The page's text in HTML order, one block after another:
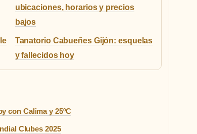
ubicaciones, horarios y precios
bajos
Tanatorio Cabueñes Gijón: esquelas
y fallecidos hoy
con Calima y 25ºC
Clubes 2025